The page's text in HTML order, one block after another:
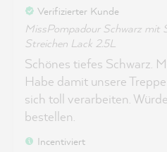
Verifizierter Kunde
MissPompadour Schwarz mit
Streichen Lack 2.5L
Schönes tiefes Schwarz.
Habe damit unsere
sich toll verarbeiten.
bestellen.
Incentiviert